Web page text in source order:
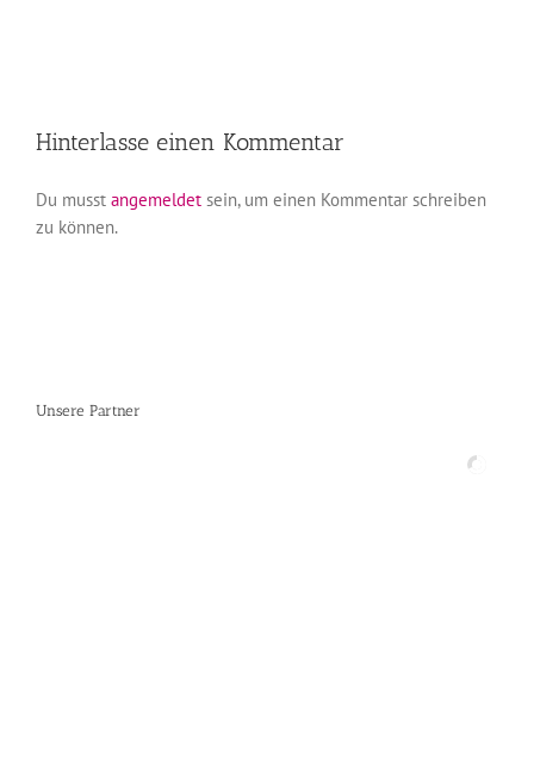
Hinterlasse einen Kommentar
Du musst angemeldet sein, um einen Kommentar schreiben
zu können.
Unsere Partner